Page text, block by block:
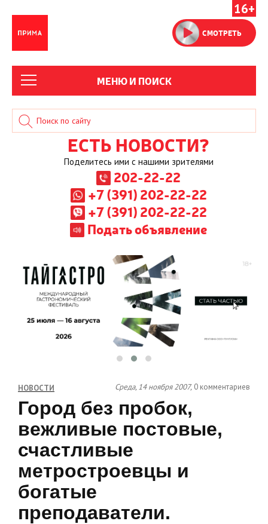
16+
СМОТРЕТЬ
МЕНЮ И ПОИСК
ЕСТЬ НОВОСТИ?
Поделитесь ими с нашими зрителями
202-22-22
+7 (391) 202-22-22
+7 (391) 202-22-22
Подать объявление
НОВОСТИ Среда, 14 ноября 2007, 0 комментариев
Город без пробок,
вежливые постовые,
счастливые
метростроевцы и
богатые
преподаватели.